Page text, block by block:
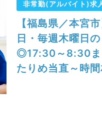
非常勤(アルバイト)求
【福島県／本宮
日・毎週木曜日
◎17:30～8:30ま
たりめ当直～時